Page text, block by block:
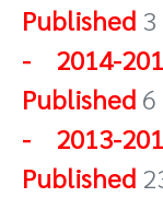
Published
- 2014-
Published
- 2013-
Published